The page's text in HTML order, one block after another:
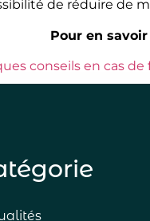
de réduire de
Pour en
conseils en cas